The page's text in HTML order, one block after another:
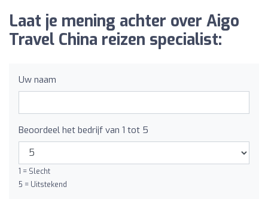
Laat je mening achter over Aigo
Travel China reizen specialist:
Uw naam
Beoordeel het bedrijf van 1 tot 5
1 = Slecht
5 = Uitstekend